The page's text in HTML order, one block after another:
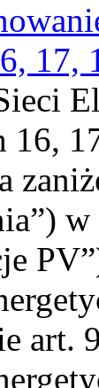
17,
16,
art.